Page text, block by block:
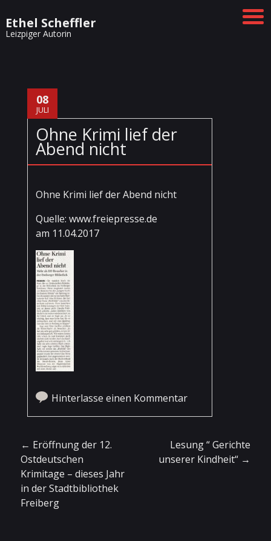
Ethel Scheffler
Leizpiger Autorin
08
JULI
Ohne Krimi lief der
Abend nicht
Ohne Krimi lief der Abend nicht
Quelle: www.freiepresse.de
am 11.04.2017
Hinterlasse einen Kommentar
Artikel-Navigation
← Eröffnung der 12.
Ostdeutschen
Krimitage – dieses Jahr
in der Stadtbibliothek
Freiberg
Lesung “ Gerichte
unserer Kindheit“ →